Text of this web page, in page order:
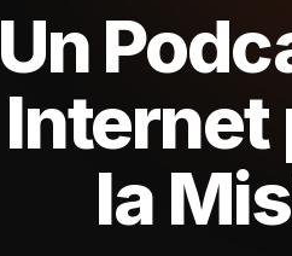
Un
Internet
la